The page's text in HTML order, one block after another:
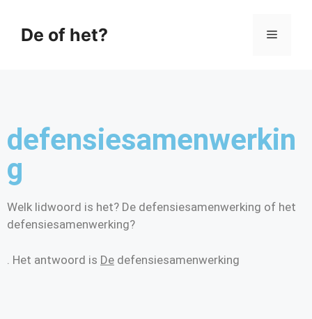
De of het?
defensiesamenwerkin
g
Welk lidwoord is het? De defensiesamenwerking of het
defensiesamenwerking?
. Het antwoord is De defensiesamenwerking